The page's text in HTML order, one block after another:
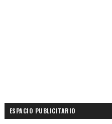
ESPACIO PUBLICITARIO